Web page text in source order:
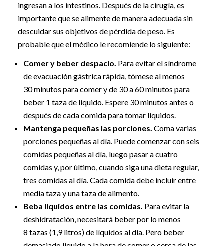
ingresan a los intestinos. Después de la cirugía, es
importante que se alimente de manera adecuada sin
descuidar sus objetivos de pérdida de peso. Es
probable que el médico le recomiende lo siguiente:
Comer y beber despacio. Para evitar el síndrome
de evacuación gástrica rápida, tómese al menos
30 minutos para comer y de 30 a 60 minutos para
beber 1 taza de líquido. Espere 30 minutos antes o
después de cada comida para tomar líquidos.
Mantenga pequeñas las porciones. Coma varias
porciones pequeñas al día. Puede comenzar con seis
comidas pequeñas al día, luego pasar a cuatro
comidas y, por último, cuando siga una dieta regular,
tres comidas al día. Cada comida debe incluir entre
media taza y una taza de alimento.
Beba líquidos entre las comidas. Para evitar la
deshidratación, necesitará beber por lo menos
8 tazas (1,9 litros) de líquidos al día. Pero beber